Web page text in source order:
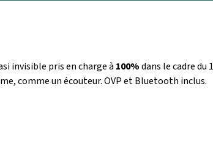
invisible pris en charge à 100%dans le cadre du
comme un écouteur. OVP et Bluetooth inclus.